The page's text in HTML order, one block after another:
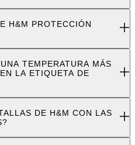
H&M PROTECCIÓN
TEMPERATURA MÁS
LA ETIQUETA DE
DE H&M CON LAS